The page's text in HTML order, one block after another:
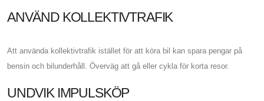
ANVÄND KOLLEKTIVTRAFIK
Att använda kollektivtrafik istället för att köra bil kan spara pengar på
bensin och bilunderhåll. Överväg att gå eller cykla för korta resor.
UNDVIK IMPULSKÖP